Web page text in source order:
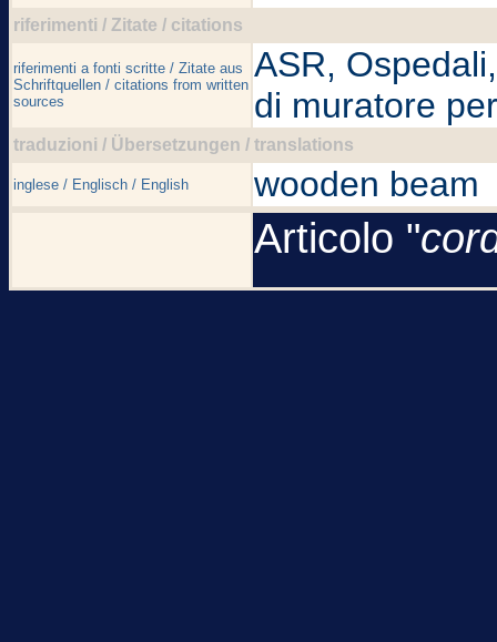
riferimenti / Zitate / citations
riferimenti a fonti scritte / Zitate aus
Schriftquellen / citations from written
sources
ASR,
di muratore
traduzioni / Übersetzungen / translations
inglese / Englisch / English wooden beam
Articolo "